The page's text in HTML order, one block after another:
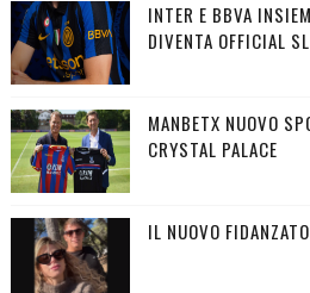
INTER E BBVA
DIVENTA OFFICIAL
MANBETX NUOVO
CRYSTAL PALACE
IL NUOVO